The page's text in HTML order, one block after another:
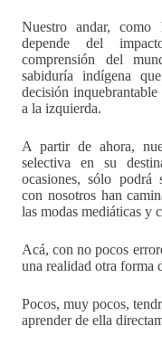
Nuestro andar, como
depende del
comprensión del
sabiduría indígena
decisión
a la izquierda.
A partir de ahora,
selectiva en su
ocasiones, sólo podrá
con nosotros han
las modas mediáticas y
Acá, con no pocos
una realidad otra forma
Pocos, muy pocos,
aprender de ella